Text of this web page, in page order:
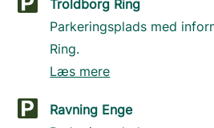
Troldborg Ring
Parkeringsplads med
Ring.
Læs mere
Ravning Enge